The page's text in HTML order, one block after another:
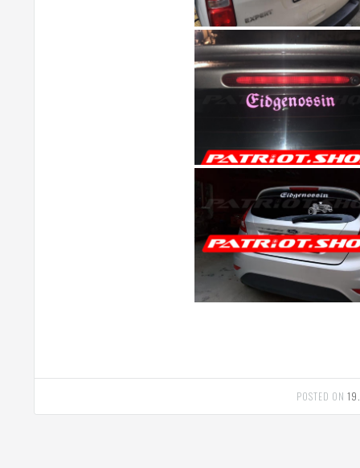
POSTED ON